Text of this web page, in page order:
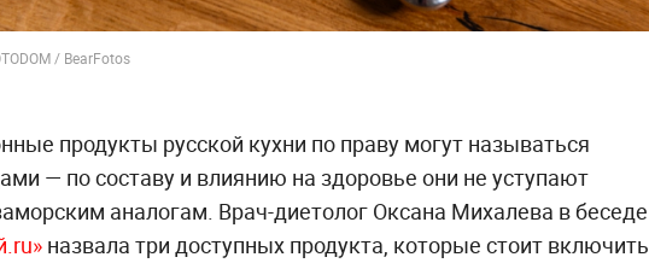
/ BearFotos
продукты русской кухни по праву могут называться
— по составу и влиянию на здоровье они не уступают
аналогам. Врач-диетолог Оксана Михалева в беседе
назвала три доступных продукта, которые стоит включить